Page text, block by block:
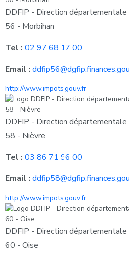
DDFIP - Direction départementale
56 - Morbihan
Tel : 02 97 68 17 00
Email :
http://www.impots.gouv.fr
DDFIP - Direction départementale
58 - Nièvre
Tel : 03 86 71 96 00
Email :
http://www.impots.gouv.fr
DDFIP - Direction départementale
60 - Oise